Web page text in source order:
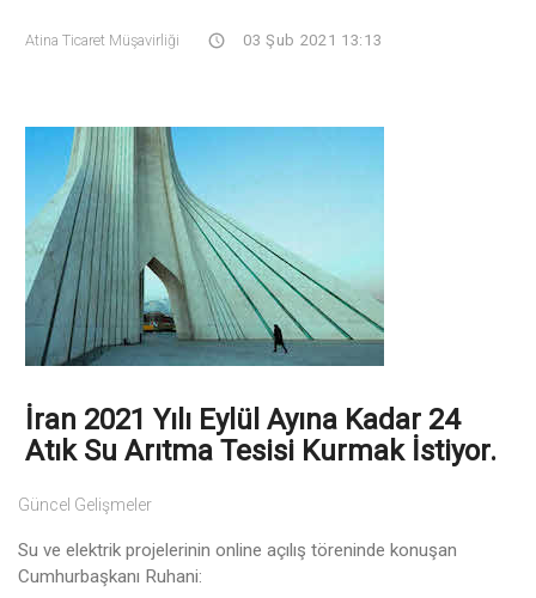
Atina Ticaret Müşavirliği 03 Şub 2021 13:13
İran 2021 Yılı Eylül Ayına Kadar 24
Atık Su Arıtma Tesisi Kurmak İstiyor.
Güncel Gelişmeler
Su ve elektrik projelerinin online açılış töreninde konuşan
Cumhurbaşkanı Ruhani: